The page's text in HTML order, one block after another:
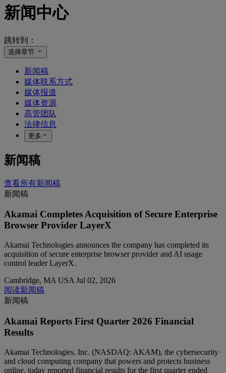
新闻中心
跳转到：
选择章节
新闻稿
媒体联系方式
媒体报道
媒体资源
高管团队
法律信息
更多
新闻稿
查看所有新闻稿
新闻稿
Akamai Completes Acquisition of Secure Enterprise
Browser Provider LayerX
Akamai Technologies announces the company has completed its
acquisition of secure enterprise browser provider and AI usage
control leader LayerX.
Cambridge, MA USA Jul 02, 2026
阅读新闻稿
新闻稿
Akamai Reports First Quarter 2026 Financial
Results
Akamai Technologies, Inc. (NASDAQ: AKAM), the cybersecurity
and cloud computing company that powers and protects business
online, today reported financial results for the first quarter ended